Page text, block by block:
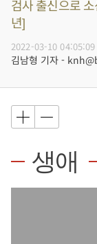
검사 출신으로
년]
2022-03-10 04:05:09
김남형 기자 -
생애